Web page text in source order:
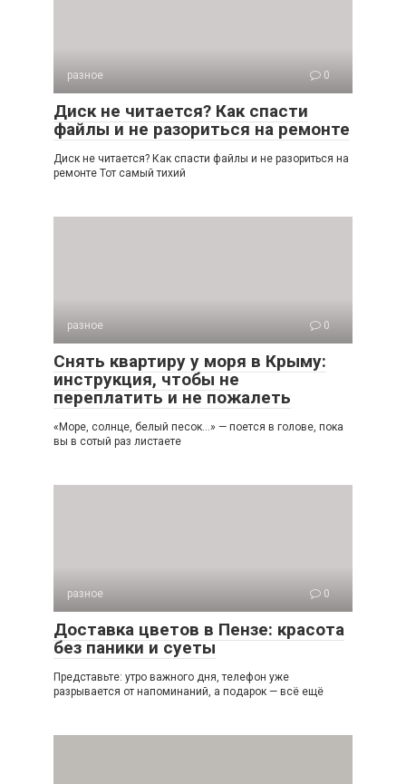
разное 0
Диск не читается? Как спасти
файлы и не разориться на ремонте
Диск не читается? Как спасти файлы и не разориться на
ремонте Тот самый тихий
разное 0
Снять квартиру у моря в Крыму:
инструкция, чтобы не
переплатить и не пожалеть
«Море, солнце, белый песок…» — поется в голове, пока
вы в сотый раз листаете
разное 0
Доставка цветов в Пензе: красота
без паники и суеты
Представьте: утро важного дня, телефон уже
разрывается от напоминаний, а подарок — всё ещё